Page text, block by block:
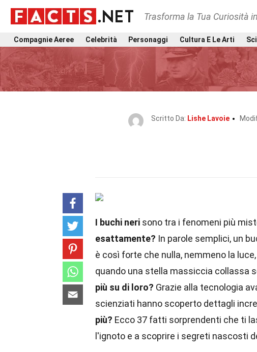
Trasforma la Tua Curiosità
Compagnie Aeree Celebrità Personaggi Cultura E Le Arti
Scritto Da: Lishe Lavoie
I buchi neri sono tra i fenomeni più
esattamente? In parole semplici, un
è così forte che nulla, nemmeno la
quando una stella massiccia collassa
più su di loro? Grazie alla tecnologia
scienziati hanno scoperto dettagli
più? Ecco 37 fatti sorprendenti che ti
l'ignoto e a scoprire i segreti nascosti